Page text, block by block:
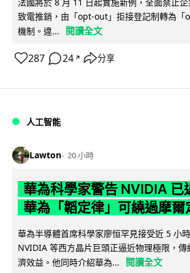
致電推銷，由「opt-out」拒接登記制轉為「
機制。違...
閱讀全文
287 24 ↗ 分享
人工智能
Lawton 20 小時
華為科學家警告 NVIDIA 已
華為「韜定律」可繞過摩爾
華為半導體首席科學家廖恒罕見接受近 5 小
NVIDIA 等西方晶片巨頭正逼近物理極限，
濟效益。他同時介紹華為...
閱讀全文